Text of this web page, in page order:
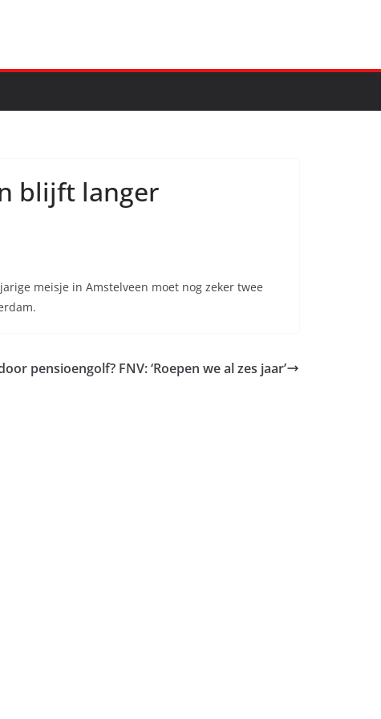
blijft langer
meisje in Amstelveen moet nog zeker twee
pensioengolf? FNV: ‘Roepen we al zes jaar’